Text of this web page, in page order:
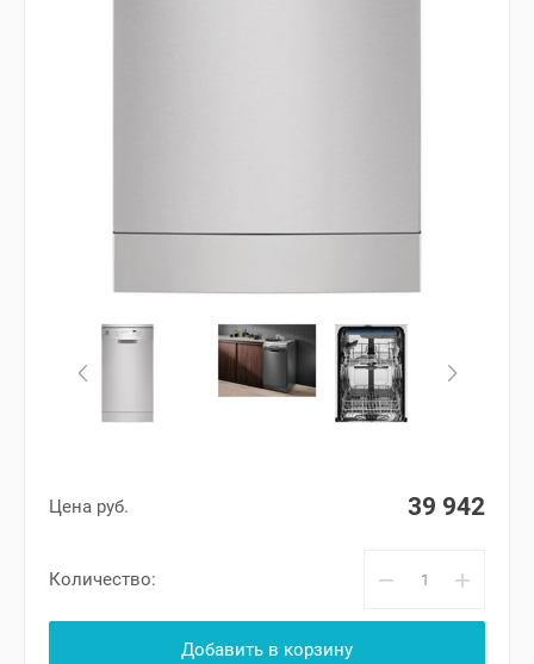
Цена руб. 39 942
Количество: − +
Добавить в корзину